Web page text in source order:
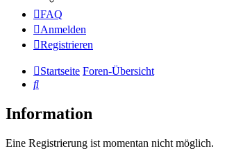
FAQ
Anmelden
Registrieren
Startseite Foren-Übersicht
Suche
Information
Eine Registrierung ist momentan nicht möglich.